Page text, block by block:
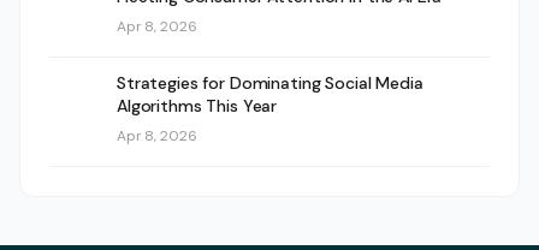
Apr 8, 2026
Strategies for Dominating Social Media
Algorithms This Year
Apr 8, 2026